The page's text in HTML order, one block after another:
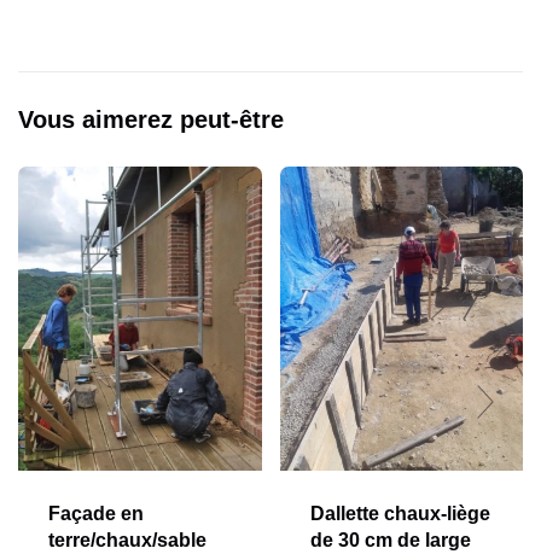
Vous aimerez peut-être
Façade en
terre/chaux/sable
Dallette chaux-liège
de 30 cm de large